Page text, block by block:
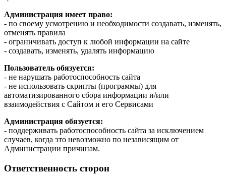
Администрация имеет право:
- по своему усмотрению и необходимости создавать, изменять,
отменять правила
- ограничивать доступ к любой информации на сайте
- создавать, изменять, удалять информацию
Пользователь обязуется:
- не нарушать работоспособность сайта
- не использовать скрипты (программы) для
автоматизированного сбора информации и/или
взаимодействия с Сайтом и его Сервисами
Администрация обязуется:
- поддерживать работоспособность сайта за исключением
случаев, когда это невозможно по независящим от
Администрации причинам.
Ответственность сторон